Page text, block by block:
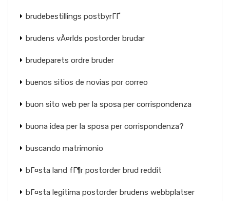
brudebestillings postbyrГҐ
brudens vÃ¤rlds postorder brudar
brudeparets ordre bruder
buenos sitios de novias por correo
buon sito web per la sposa per corrispondenza
buona idea per la sposa per corrispondenza?
buscando matrimonio
bГ¤sta land fГ¶r postorder brud reddit
bГ¤sta legitima postorder brudens webbplatser